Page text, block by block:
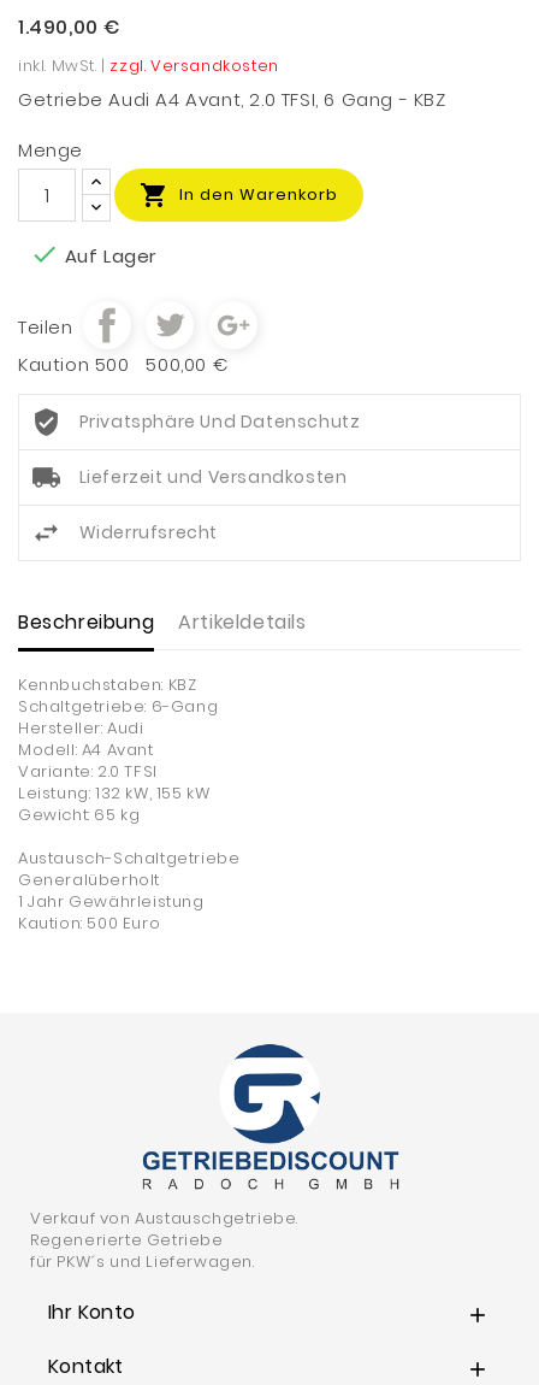
1.490,00 €
inkl. MwSt. | zzgl. Versandkosten
Getriebe Audi A4 Avant, 2.0 TFSI, 6 Gang - KBZ
Menge
 In den Warenkorb
 Auf Lager
Teilen
Kaution 500
500,00 €
Privatsphäre Und Datenschutz
Lieferzeit und Versandkosten
Widerrufsrecht
Beschreibung Artikeldetails
Kennbuchstaben: KBZ
Schaltgetriebe: 6-Gang
Hersteller: Audi
Modell: A4 Avant
Variante: 2.0 TFSI
Leistung: 132 kW, 155 kW
Gewicht: 65 kg
Austausch-Schaltgetriebe
Generalüberholt
1 Jahr Gewährleistung
Kaution: 500 Euro
Verkauf von Austauschgetriebe.
Regenerierte Getriebe
für PKW´s und Lieferwagen.
Ihr Konto 
Kontakt 